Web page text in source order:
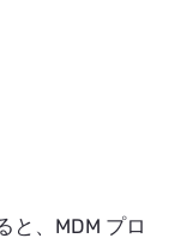
と、MDM プロ